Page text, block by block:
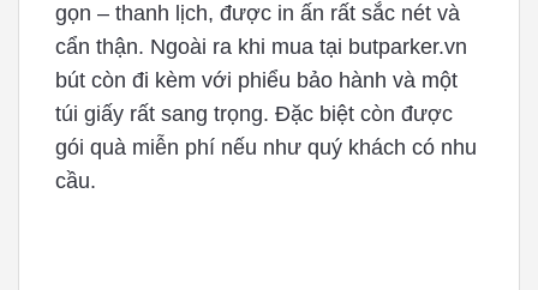
gọn – thanh lịch, được in ấn rất sắc nét và
cẩn thận. Ngoài ra khi mua tại butparker.vn
bút còn đi kèm với phiểu bảo hành và một
túi giấy rất sang trọng. Đặc biệt còn được
gói quà miễn phí nếu như quý khách có nhu
cầu.